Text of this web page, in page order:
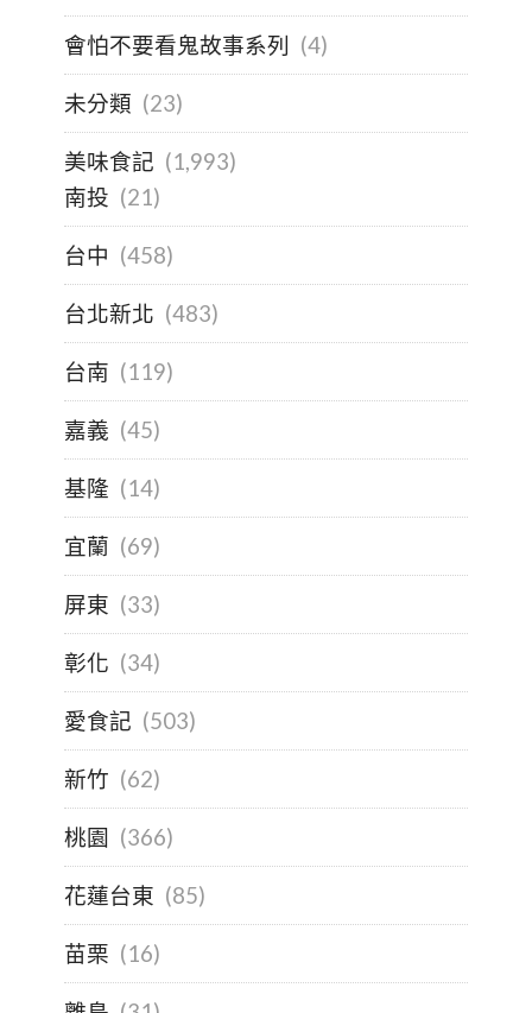
會怕不要看鬼故事系列 (4)
未分類 (23)
美味食記 (1,993)
南投 (21)
台中 (458)
台北新北 (483)
台南 (119)
嘉義 (45)
基隆 (14)
宜蘭 (69)
屏東 (33)
彰化 (34)
愛食記 (503)
新竹 (62)
桃園 (366)
花蓮台東 (85)
苗栗 (16)